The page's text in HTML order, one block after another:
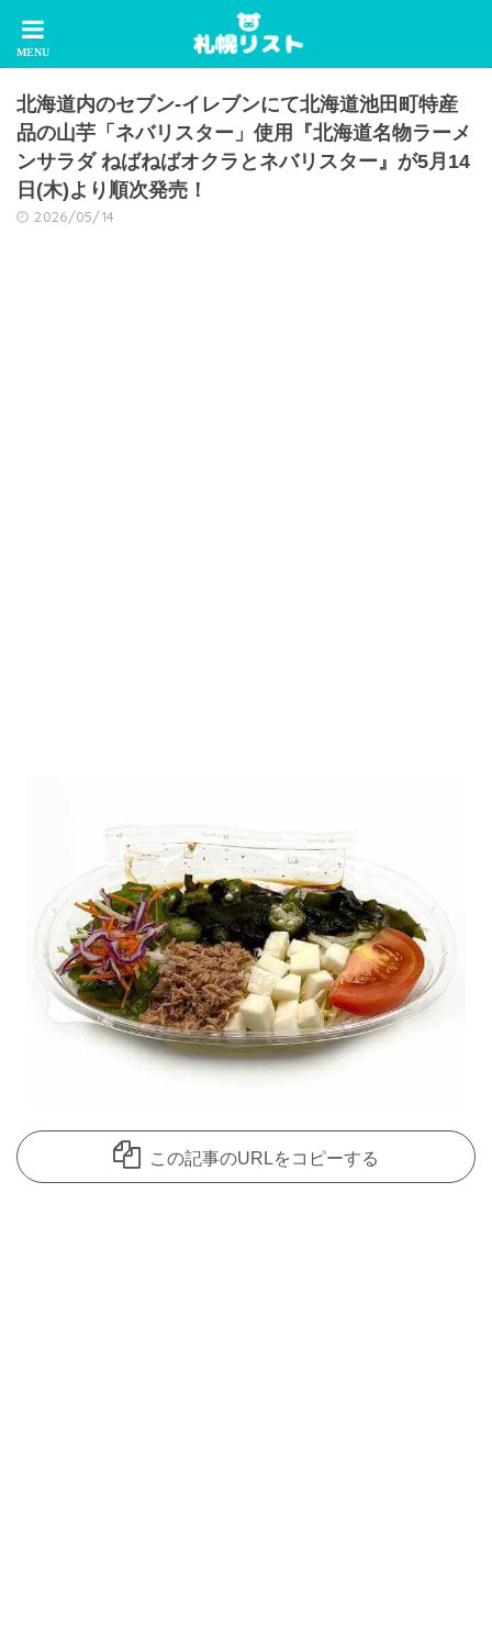
北海道内のセブン‐イレブンにて北海道池田町特産
品の山芋「ネバリスター」使用『北海道名物ラーメ
ンサラダ ねばねばオクラとネバリスター』が5月14
日(木)より順次発売！
2026/05/14
この記事のURLをコピーする